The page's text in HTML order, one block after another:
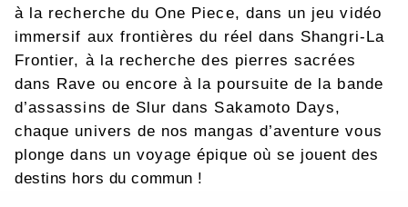
à la recherche du One Piece, dans un jeu vidéo
immersif aux frontières du réel dans Shangri-La
Frontier, à la recherche des pierres sacrées
dans Rave ou encore à la poursuite de la bande
d’assassins de Slur dans Sakamoto Days,
chaque univers de nos mangas d’aventure vous
plonge dans un voyage épique où se jouent des
destins hors du commun !